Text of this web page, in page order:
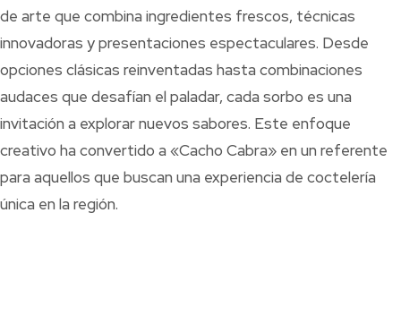
de arte que combina ingredientes frescos, técnicas
innovadoras y presentaciones espectaculares. Desde
opciones clásicas reinventadas hasta combinaciones
audaces que desafían el paladar, cada sorbo es una
invitación a explorar nuevos sabores. Este enfoque
creativo ha convertido a «Cacho Cabra» en un referente
para aquellos que buscan una experiencia de coctelería
única en la región.